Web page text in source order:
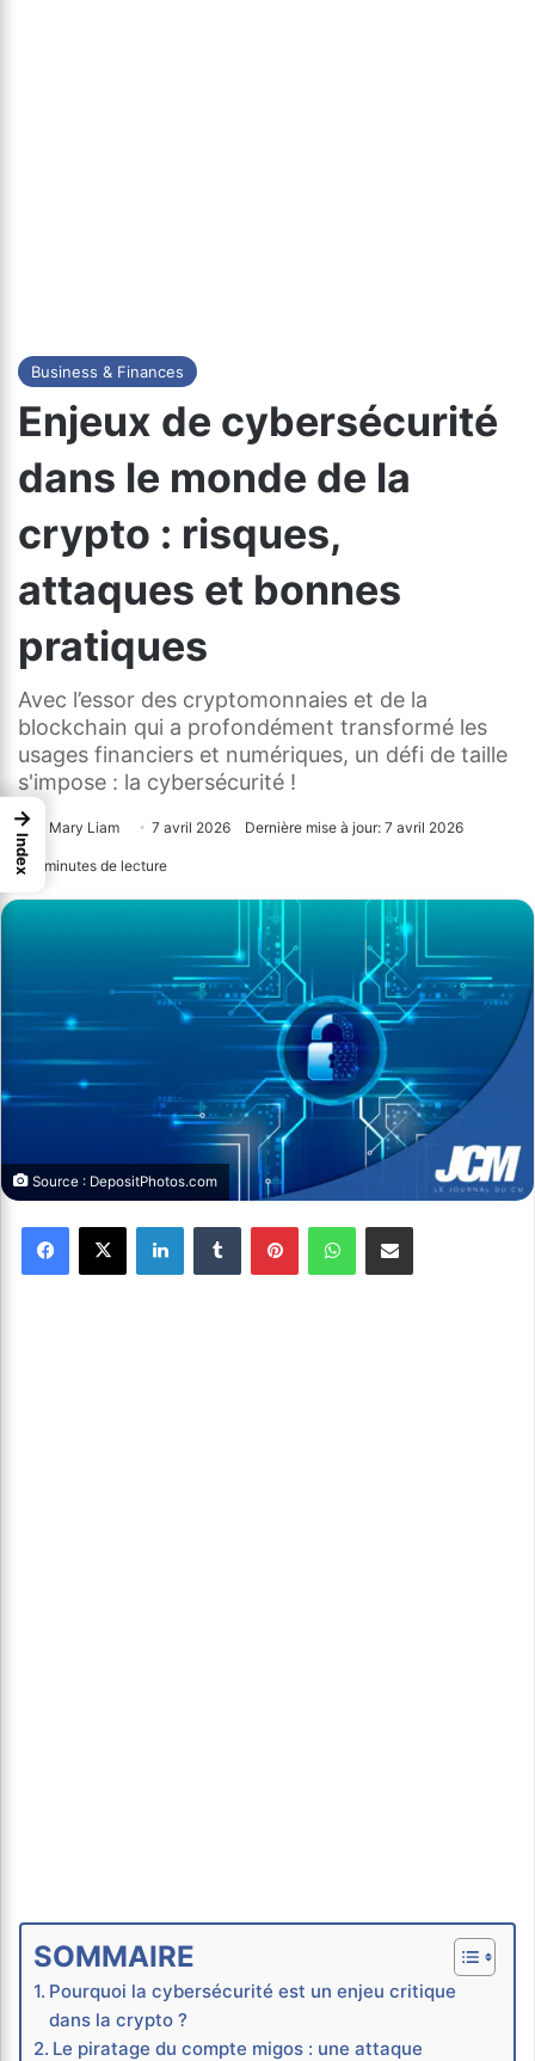
Business & Finances
Enjeux de cybersécurité
dans le monde de la
crypto : risques,
attaques et bonnes
pratiques
Avec l’essor des cryptomonnaies et de la
blockchain qui a profondément transformé les
usages financiers et numériques, un défi de taille
s'impose : la cybersécurité !
Mary Liam 7 avril 2026 Dernière mise à jour: 7 avril 2026
5 minutes de lecture
Source : DepositPhotos.com
SOMMAIRE
Pourquoi la cybersécurité est un enjeu critique
dans la crypto ?
Le piratage du compte migos : une attaque
→
Index